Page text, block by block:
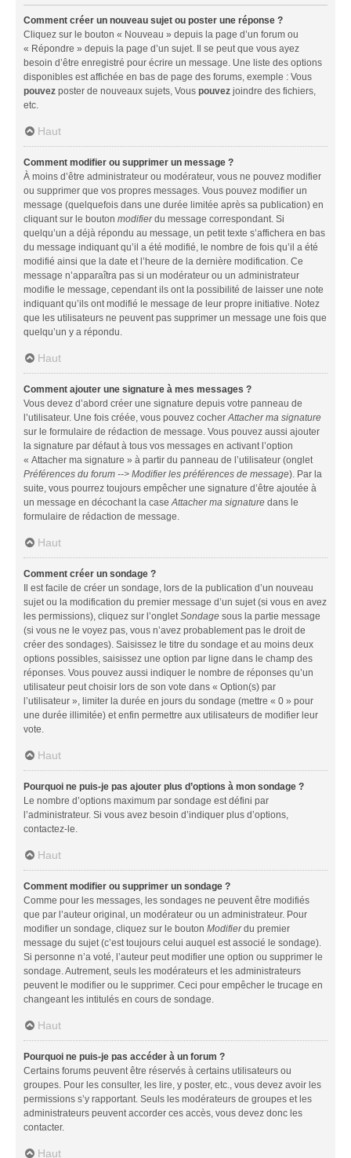
Comment créer un nouveau sujet ou poster une réponse ?
Cliquez sur le bouton « Nouveau » depuis la page d’un forum ou
« Répondre » depuis la page d’un sujet. Il se peut que vous ayez
besoin d’être enregistré pour écrire un message. Une liste des options
disponibles est affichée en bas de page des forums, exemple : Vous
pouvez poster de nouveaux sujets, Vous pouvez joindre des fichiers,
etc.
Haut
Comment modifier ou supprimer un message ?
À moins d’être administrateur ou modérateur, vous ne pouvez modifier
ou supprimer que vos propres messages. Vous pouvez modifier un
message (quelquefois dans une durée limitée après sa publication) en
cliquant sur le bouton modifierdu message correspondant. Si
quelqu’un a déjà répondu au message, un petit texte s’affichera en bas
du message indiquant qu’il a été modifié, le nombre de fois qu’il a été
modifié ainsi que la date et l’heure de la dernière modification. Ce
message n’apparaîtra pas si un modérateur ou un administrateur
modifie le message, cependant ils ont la possibilité de laisser une note
indiquant qu’ils ont modifié le message de leur propre initiative. Notez
que les utilisateurs ne peuvent pas supprimer un message une fois que
quelqu’un y a répondu.
Haut
Comment ajouter une signature à mes messages ?
Vous devez d’abord créer une signature depuis votre panneau de
l’utilisateur. Une fois créée, vous pouvez cocher Attacher ma signature
sur le formulaire de rédaction de message. Vous pouvez aussi ajouter
la signature par défaut à tous vos messages en activant l’option
« Attacher ma signature » à partir du panneau de l’utilisateur (onglet
Préférences du forum --> Modifier les préférences de message). Par la
suite, vous pourrez toujours empêcher une signature d’être ajoutée à
un message en décochant la case Attacher ma signature dans le
formulaire de rédaction de message.
Haut
Comment créer un sondage ?
Il est facile de créer un sondage, lors de la publication d’un nouveau
sujet ou la modification du premier message d’un sujet (si vous en avez
les permissions), cliquez sur l’onglet Sondage sous la partie message
(si vous ne le voyez pas, vous n’avez probablement pas le droit de
créer des sondages). Saisissez le titre du sondage et au moins deux
options possibles, saisissez une option par ligne dans le champ des
réponses. Vous pouvez aussi indiquer le nombre de réponses qu’un
utilisateur peut choisir lors de son vote dans « Option(s) par
l’utilisateur », limiter la durée en jours du sondage (mettre « 0 » pour
une durée illimitée) et enfin permettre aux utilisateurs de modifier leur
vote.
Haut
Pourquoi ne puis-je pas ajouter plus d’options à mon sondage ?
Le nombre d’options maximum par sondage est défini par
l’administrateur. Si vous avez besoin d’indiquer plus d’options,
contactez-le.
Haut
Comment modifier ou supprimer un sondage ?
Comme pour les messages, les sondages ne peuvent être modifiés
que par l’auteur original, un modérateur ou un administrateur. Pour
modifier un sondage, cliquez sur le bouton Modifierdu premier
message du sujet (c’est toujours celui auquel est associé le sondage).
Si personne n’a voté, l’auteur peut modifier une option ou supprimer le
sondage. Autrement, seuls les modérateurs et les administrateurs
peuvent le modifier ou le supprimer. Ceci pour empêcher le trucage en
changeant les intitulés en cours de sondage.
Haut
Pourquoi ne puis-je pas accéder à un forum ?
Certains forums peuvent être réservés à certains utilisateurs ou
groupes. Pour les consulter, les lire, y poster, etc., vous devez avoir les
permissions s’y rapportant. Seuls les modérateurs de groupes et les
administrateurs peuvent accorder ces accès, vous devez donc les
contacter.
Haut